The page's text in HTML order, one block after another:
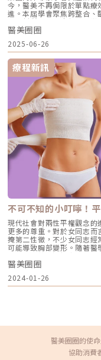
只熟齡肌膚，部分希望提
也可能會將澎怦針列為評
Q5：澎怦針會不會讓臉變
白增生，而非大量即時填補
而非明顯突兀的外觀改變。
議在短時間內避免過度按
曬，以利肌膚穩定修復。
逝，注射成分會被人體代
構的一部分，因此效果並
可以同時搭配其他醫美療程
配，但順序與間隔仍需依
與膚質，通常建議雷射後
提：以緊緻輪廓為主，常
拉提：可同日施作，順序視
行，通常先完成填充，再搭
常見順序為先肉毒，再進行
常見評估部位包含臉部因
施作範圍需依個人條件與需
方凹陷、臉頰凹陷、太陽穴
紋／皺紋：法令紋、頸紋、
額頭區域：額頭細紋與扁
蛋白增生劑，該怎麼選？建
節奏，再回到自身狀況評
式改善外，也需一併考量老
降，還是局部凹陷、線條
說，選擇重點不在於單一療
求。很多人其實並不是想
中，悄悄找回那個看起來
開始轉向強調結構修復與
（澎怦針）已在泰國市場
變外貌的承諾，而是一種
原蛋白增生劑的人來說，理
跟隨任何熱門名稱來得重要
後，為自己挑選安心、適
家，醫療並非單純的商業
藥。到了手術後的1週，患
眉手術後疤痕的復原解析提
縫合。大多數患者最關心的
下： 術後1至2週，初期癒
淡。 約1個月左右，疤痕已
每個人體質差異，有部分
1到3個月的時間來調整。
使用一般的眼霜或其他臉
搭配使用除疤藥膏。在疤
掩的效果。一旦疤痕穩定
利用眉毛紋繡等方式進行
費用與眉毛下垂的各種成
商業交易，所有的療程都伴
的醫療方案，以確保安全與
今，醫美不再侷限於單點
進。本屆學會聚焦跨整合、
再生材質、私密處保養、
場的多元創新與未來藍圖！
會黃啟嘉理事長指出，現
外科與基礎保養之間的相輔
證制度與醫師專業訓練，
與專業的信賴。（圖/左起
學會學會理事長—黃啟嘉醫
難以啟齒的話題，轉變為現
普及，他提醒民眾，醫美
不可忽視的關鍵。他也致
間溝通的不足，協助患者
膚再生之鑰 相較於過去即
護。因此為啟動肌膚自癒及
（優越診所—張皓強醫師）
快，若過度依賴，反而可
Dermapen得美微針筆搭配
啟動肌膚自身的修復機制。
師也分享實際經驗。陳咸伸
（辰美學診所院長）、張
設備的優勢。他們強調
和細紋等皮膚問題方面的
（左圖∕右起，書妍診所—
辰美學診所—蔡詩辰醫師；
講師蔡詩辰醫師（辰美學
PDRN、NCTF 等，若沒有
Dermapen 正是目前臨床導
例，透過 Dermapen 搭配
傳明酸及維生素Ｃ的成分
沈狀況的顯著改善。（圖/
（圖/ Dermapen原廠講師
（上立美學皮膚科診所院
通道，能夠提升活性成分的
皮療程中展現出關鍵優勢
理上也展現十足潛力。穩
皮層，甚至在不搭配電波
更舒適、效率提升。玻尿
中，來自瑞士的Teoxane
醫美圈圈
2025-06-26
療程新訊
不可不知的小叮嚀！
現代社會對兩性平權觀念
更多的尊重。對於女同志
掩第二性徵，不少女同志
可能導致胸部變形。隨著醫
女同志期望的選擇之一。
現自我形象的方式。有部分
求。在台灣，如果要進行
類似的規範和限制。關於平
會有哪些風險和併發症，
要針對女性同志或男性女乳症患者 涵蓋女性同志、男性女
醫美圈圈
2024-01-26
醫美圈圈的使
協助消費